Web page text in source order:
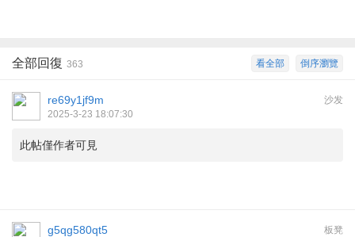
倒序瀏覽
看全部
全部回復 363
沙发
re69y1jf9m
2025-3-23 18:07:30
此帖僅作者可見
板凳
g5qg580qt5